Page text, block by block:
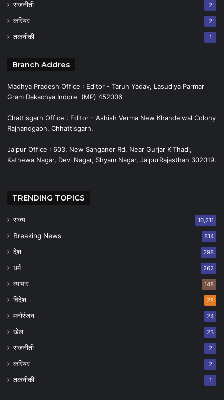
राजनीती 2
करियर 2
तकनीकी 1
Branch Addres
Madhya Pradesh Office : Editor - Tarun Yadav, Lasudiya Parmar
Gram Dakachya Indore (MP) 452006
Chattisgarh Office : Editor - Ashish Verma New Khandelwal Colony
Rajnandgaon, Chhattisgarh.
Jaipur Office : 603, New Sanganer Rd, Near Gurjar KiThadi,
Kathewa Nagar, Devi Nagar, Shyam Nagar, JaipurRajasthan 302019.
TRENDING TOPICS
राज्य 10,211
Breaking News 814
देश 298
धर्म 262
व्यापार 148
विदेश 28
मनोरंजन 24
खेल 23
राजनीती 2
करियर 2
तकनीकी 1